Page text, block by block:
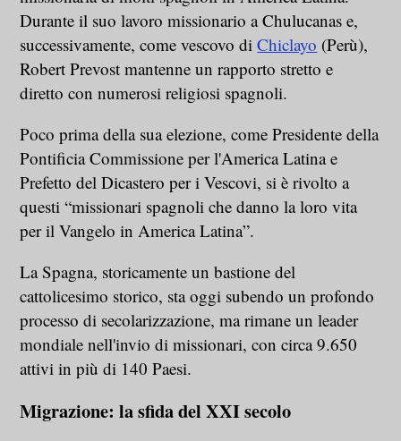
Durante il suo lavoro missionario a Chulucanas e,
successivamente, come vescovo diChiclayo (Perù),
Robert Prevost mantenne un rapporto stretto e
diretto con numerosi religiosi spagnoli.
Poco prima della sua elezione, come Presidente della
Pontificia Commissione per l'America Latina e
Prefetto del Dicastero per i Vescovi, si è rivolto a
questi “missionari spagnoli che danno la loro vita
per il Vangelo in America Latina”.
La Spagna, storicamente un bastione del
cattolicesimo storico, sta oggi subendo un profondo
processo di secolarizzazione, ma rimane un leader
mondiale nell'invio di missionari, con circa 9.650
attivi in più di 140 Paesi.
Migrazione: la sfida del XXI secolo